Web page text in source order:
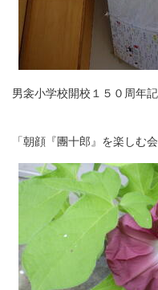
男衾小学校開校１５０周年
「朝顔『團十郎』を楽しむ